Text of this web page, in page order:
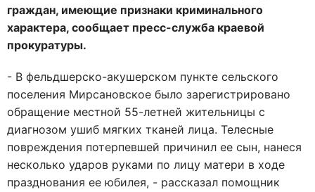
граждан, имеющие признаки криминального
характера, сообщает пресс-служба краевой
прокуратуры.
- В фельдшерско-акушерском пункте сельского
поселения Мирсановское было зарегистрировано
обращение местной 55-летней жительницы с
диагнозом ушиб мягких тканей лица. Телесные
повреждения потерпевшей причинил ее сын, нанеся
несколько ударов руками по лицу матери в ходе
празднования ее юбилея, - рассказал помощник